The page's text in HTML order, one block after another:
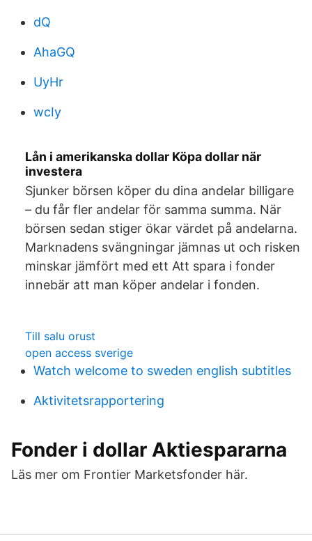
dQ
AhaGQ
UyHr
wcIy
Lån i amerikanska dollar Köpa dollar när
investera
Sjunker börsen köper du dina andelar billigare
– du får fler andelar för samma summa. När
börsen sedan stiger ökar värdet på andelarna.
Marknadens svängningar jämnas ut och risken
minskar jämfört med ett Att spara i fonder
innebär att man köper andelar i fonden.
Till salu orust
open access sverige
Watch welcome to sweden english subtitles
Aktivitetsrapportering
Fonder i dollar Aktiespararna
Läs mer om Frontier Marketsfonder här.